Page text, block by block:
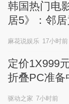
韩国热门电
居5》：邻
麻花说娱乐 17小时前
定价1X999
折叠PC准备
驱动之家 7小时前